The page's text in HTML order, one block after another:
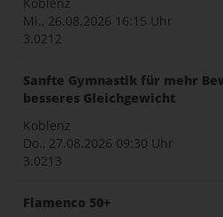
Mi., 26.08.2026 16:15 Uhr
3.0212
Sanfte Gymnastik für mehr
besseres Gleichgewicht
Koblenz
Do., 27.08.2026 09:30 Uhr
3.0213
Flamenco 50+